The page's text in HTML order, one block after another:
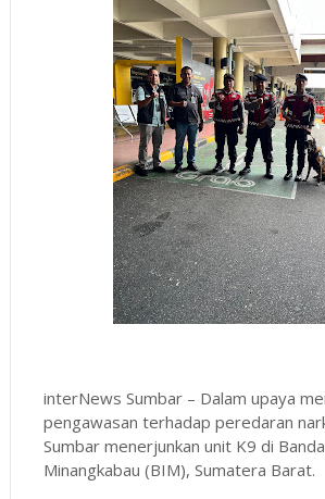
interNews Sumbar – Dalam upaya
pengawasan terhadap peredaran
Sumbar menerjunkan unit K9 di
Minangkabau (BIM), Sumatera Barat.